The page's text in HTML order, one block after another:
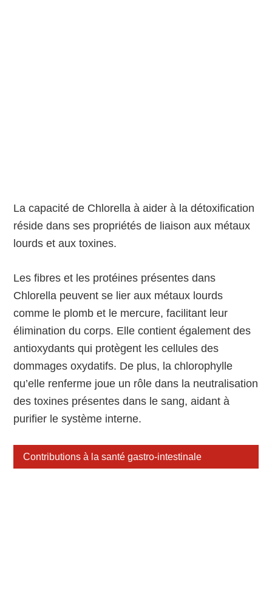
La capacité de Chlorella à aider à la détoxification
réside dans ses propriétés de liaison aux métaux
lourds et aux toxines.
Les fibres et les protéines présentes dans
Chlorella peuvent se lier aux métaux lourds
comme le plomb et le mercure, facilitant leur
élimination du corps. Elle contient également des
antioxydants qui protègent les cellules des
dommages oxydatifs. De plus, la chlorophylle
qu’elle renferme joue un rôle dans la neutralisation
des toxines présentes dans le sang, aidant à
purifier le système interne.
Contributions à la santé gastro-intestinale